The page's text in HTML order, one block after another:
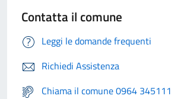
Contatta il comune
Leggi le domande frequenti
Richiedi Assistenza
Chiama il comune 0964 345111